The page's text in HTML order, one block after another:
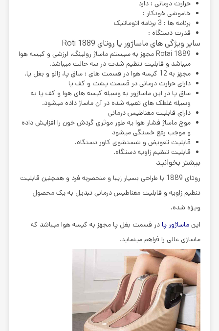
حرارت درمانی : دارد
خاموشی خودکار :
برنامه ها : 3 برنامه اتوماتیک
قدرت دستگاه :
سایر ویژگی های ماساژور پا روتای Roti 1889
Rotai 1889 مجهز به سیستم ماساژ رولینگ، لرزشی و کیسه هوا
میباشد و قابلیت تنظیم شدت در سه حالت میباشد.
مجهز به 12 کیسه هوا در قسمت های : ساق پا، زانو و بغل پا.
دارای حرارت درمانی در قسمت پشت و کف پا
ساق پا در این ماساژور به وسیله کیسه های هوا و کف پا به
وسیله غلطک های تعبیه شده در آن ماساژ داده میشود.
دارای قابلیت مغناطیس درمانی
موج ماساژ فشار هوا یه طور موثری گردش خون را افزایش داده
و موجب رفع خستگی میشود
قابلیت تعویض و شستشوی کاور دستگاه.
قابلیت تنظیم زاویه دستگاه.
بیشتر بخوانید
روتای 1889
با طراحی بسیار زیبا و منحصربه فرد و همچنین قابلیت
تنظیم زاویه و قابلیت مغناطیس درمانی تبدیل به یک محصول
ویژه شده.
این ماساژور پادر قسمت بغل پا مجهز به کیسه هوا میباشد که
ماساژی عالی را فراهم مینماید.